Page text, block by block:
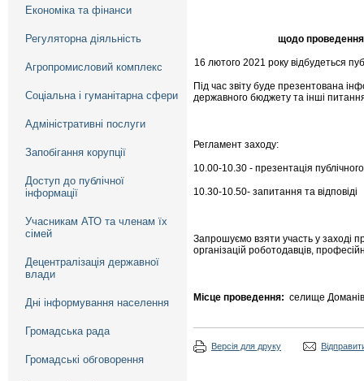
Економіка та фінанси
Регуляторна діяльність
Агропромисловий комплекс
Соціальна і гуманітарна сфери
Адміністративні послуги
Запобігання корупції
Доступ до публічної
інформації
Учасникам АТО та членам їх
сімей
Децентралізація державної
влади
Дні інформування населення
Громадська рада
Громадські обговорення
щодо проведення
16 лютого 2021 року відбудеться
Під час звіту буде презентована
державного бюджету та інші
Регламент заходу:
10.00-10.30 - презентація публічного
10.30-10.50- запитання та відповіді
Запрошуємо взяти участь у заході
організацій роботодавців,
Місце проведення: селище
Версія для друку